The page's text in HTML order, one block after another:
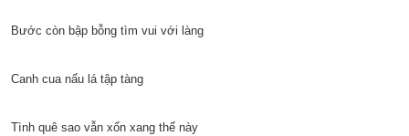
Bước còn bập bỗng tìm vui với làng
Canh cua nấu lá tập tàng
Tình quê sao vẫn xốn xang thế này